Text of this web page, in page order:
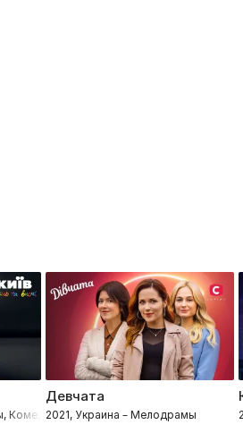
Комедии
Девчата
2021, Украина – Мелодрамы